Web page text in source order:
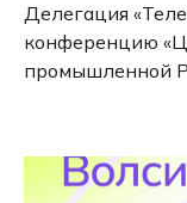
Делегация
конференцию
промышленной